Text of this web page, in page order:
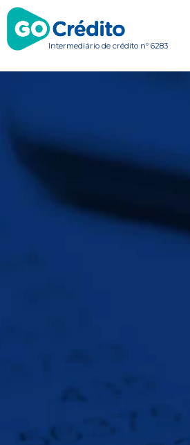
Intermediário de crédito nº 6283